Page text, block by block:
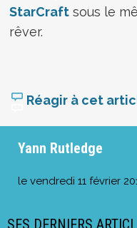
StarCraft sous le
rêver.
Réagir à cet
Yann Rutledge
le vendredi 11 février
SES DERNIERS